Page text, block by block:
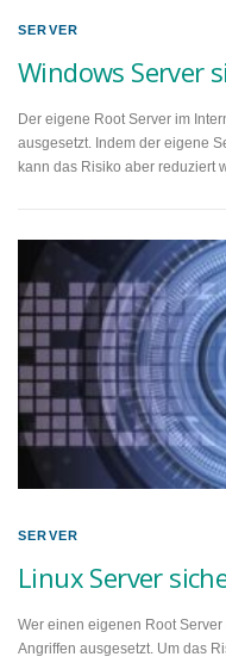
SERVER
Windows Server
Der eigene Root Server im
ausgesetzt. Indem der eigene
kann das Risiko aber reduziert
SERVER
Linux Server
Wer einen eigenen Root
Angriffen ausgesetzt. Um das